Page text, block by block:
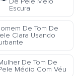
Escura
De Tom De
Clara Usando
De Tom De
Médio Com Véu